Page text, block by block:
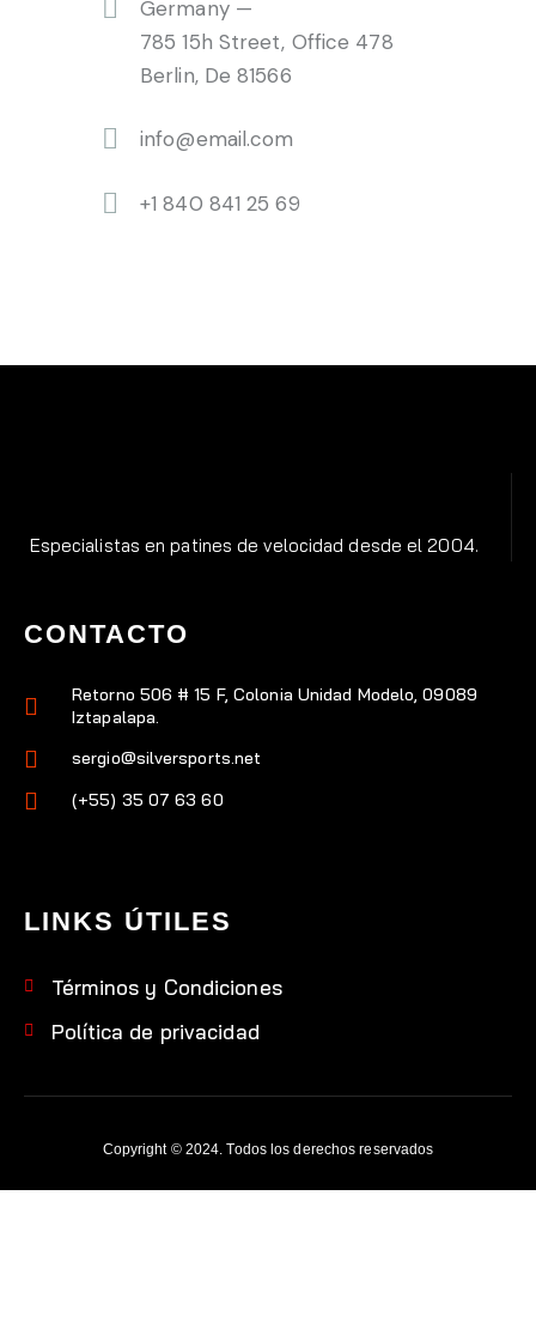
Germany —
785 15h Street, Office 478
Berlin, De 81566
info@email.com
+1 840 841 25 69
Especialistas en patines de velocidad desde el 2004.
CONTACTO
Retorno 506 # 15 F, Colonia Unidad Modelo, 09089
Iztapalapa.
sergio@silversports.net
(+55) 35 07 63 60
LINKS ÚTILES
Términos y Condiciones
Política de privacidad
Copyright © 2024. Todos los derechos reservados